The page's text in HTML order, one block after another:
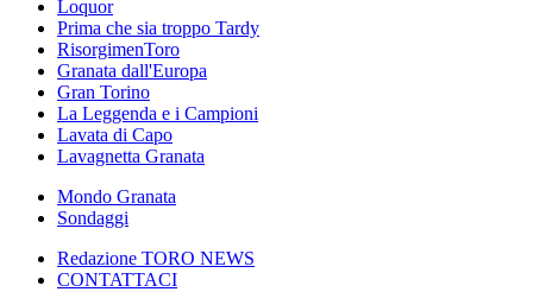
Loquor
Prima che sia troppo Tardy
RisorgimenToro
Granata dall'Europa
Gran Torino
La Leggenda e i Campioni
Lavata di Capo
Lavagnetta Granata
Mondo Granata
Sondaggi
Redazione TORO NEWS
CONTATTACI